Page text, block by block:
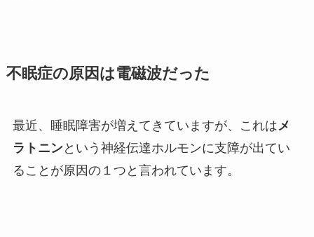
不眠症の原因は電磁波だった
最近、睡眠障害が増えてきていますが、これはメ
ラトニンという神経伝達ホルモンに支障が出てい
ることが原因の１つと言われています。